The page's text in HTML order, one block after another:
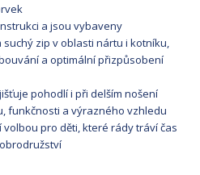
a jsou vybaveny
zip v oblasti nártu i kotníku,
a optimální přizpůsobení
pohodlí i při delším nošení
funkčnosti a výrazného vzhledu
pro děti, které rády tráví čas